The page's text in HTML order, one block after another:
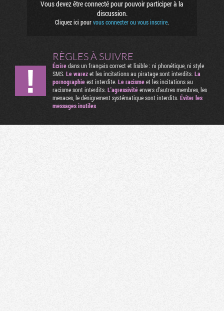
Vous devez être connecté pour pouvoir participer à la
discussion.
Cliquez ici pourvous connecter ou vous inscrire.
RÈGLES À SUIVRE
Écriredans un français correct et lisible : ni phonétique, ni style
SMS. Le warezet les incitations au piratage sont interdits. La
pornographieest interdite. Le racismeet les incitations au
racisme sont interdits. L'agressivitéenvers d'autres membres, les
menaces, le dénigrement systématique sont interdits. Éviter les
messages inutiles